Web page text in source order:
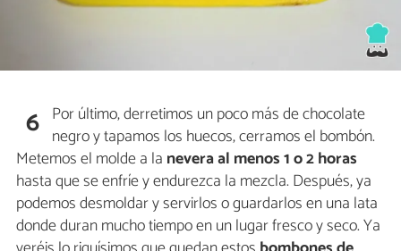
6 Por último, derretimos un poco más de chocolate
negro y tapamos los huecos, cerramos el bombón.
Metemos el molde a la nevera al menos 1 o 2 horas
hasta que se enfríe y endurezca la mezcla. Después, ya
podemos desmoldar y servirlos o guardarlos en una lata
donde duran mucho tiempo en un lugar fresco y seco. Ya